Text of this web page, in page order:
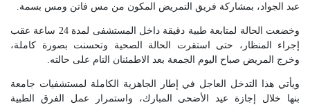
عبد الجواد، بمشاركة فريق التمريض المكون من مس فاتن ومس بسمة.
وخضعت الحالة لمتابعة طبية دقيقة داخل المستشفى لمدة 24 ساعة عقب
إجراء المنظار، حتى استقرت الحالة الصحية وتحسنت بصورة كاملة،
وخرج المريض صباح اليوم الجمعة بعد الاطمئنان التام على حالته.
ويأتي هذا التدخل العاجل في إطار الجاهزية الكاملة لمستشفيات جامعة
بنها خلال إجازة عيد الأضحى المبارك، واستمرار عمل الفرق الطبية